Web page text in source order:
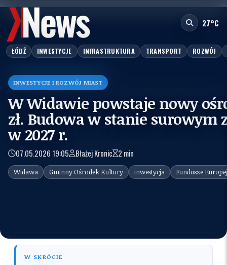
27°C
ŁÓDŹ INWESTYCJE INFRASTRUKTURA TRANSPORT ROZWÓJ
Urząd Marszałkowski
INWESTYCJE I ROZWÓJ MIAST
W Widawie powstaje nowy
zł. Budowa w stanie
w 2027 r.
07.05.2026 19:05 Błażej Kronic 2 min
Widawa Gminny Ośrodek Kultury inwestycja Fundusze
W SKRÓCIE